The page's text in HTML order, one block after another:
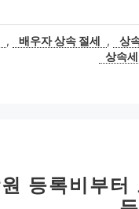
, 배우자 상속 절세 , 상
상속
등록비부